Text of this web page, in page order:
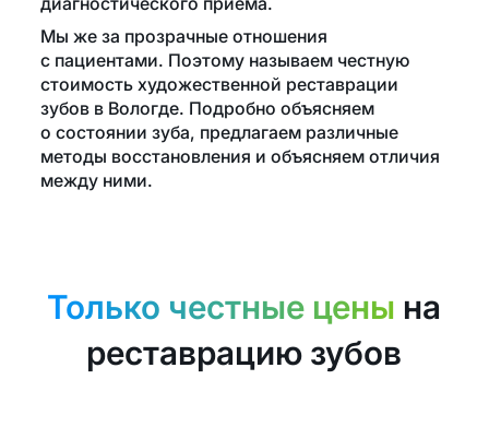
Мы же за прозрачные отношения
с пациентами. Поэтому называем честную
стоимость художественной реставрации
зубов в Вологде. Подробно объясняем
о состоянии зуба, предлагаем различные
методы восстановления и объясняем отличия
между ними.
Только честные цены на
реставрацию зубов